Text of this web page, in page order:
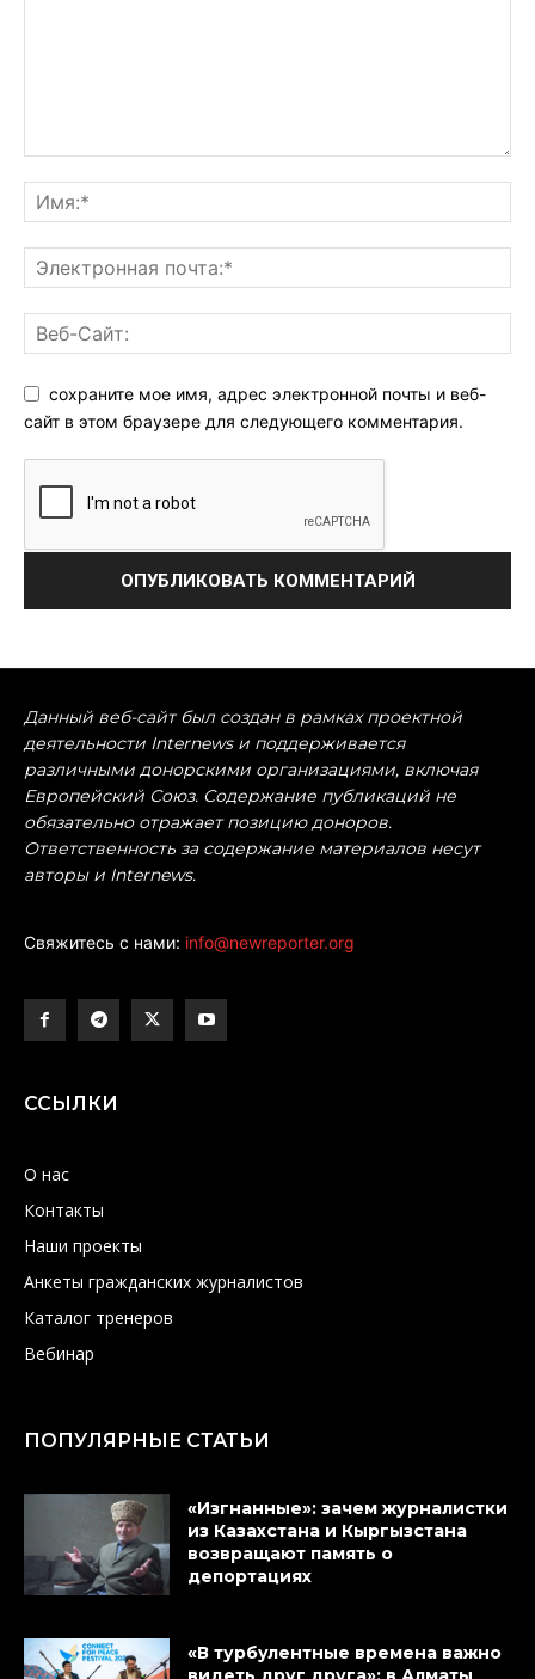
сохраните мое имя, адрес электронной почты и веб-
сайт в этом браузере для следующего комментария.
Данный веб-сайт был создан в рамках проектной
деятельности Internews и поддерживается
различными донорскими организациями, включая
Европейский Союз. Содержание публикаций не
обязательно отражает позицию доноров.
Ответственность за содержание материалов несут
авторы и Internews.
Свяжитесь с нами: info@newreporter.org
ССЫЛКИ
О нас
Контакты
Наши проекты
Анкеты гражданских журналистов
Каталог тренеров
Вебинар
ПОПУЛЯРНЫЕ СТАТЬИ
«Изгнанные»: зачем журналистки
из Казахстана и Кыргызстана
возвращают память о
депортациях
«В турбулентные времена важно